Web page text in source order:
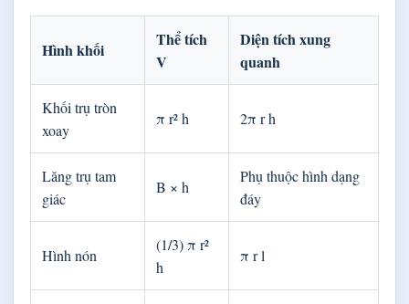
Hình khối
Thể tích
V
Diện tích xung
quanh
Khối trụ tròn
xoay
π r² h 2π r h
Lăng trụ tam
giác
B × h
Phụ thuộc hình dạng
đáy
Hình nón
(1/3) π r²
h
π r l